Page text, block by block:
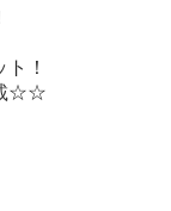
安心
ぶゲット！
☆☆